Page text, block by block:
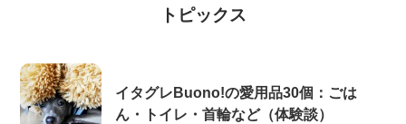
トピックス
イタグレBuono!の愛用品30個：ごは
ん・トイレ・首輪など（体験談）